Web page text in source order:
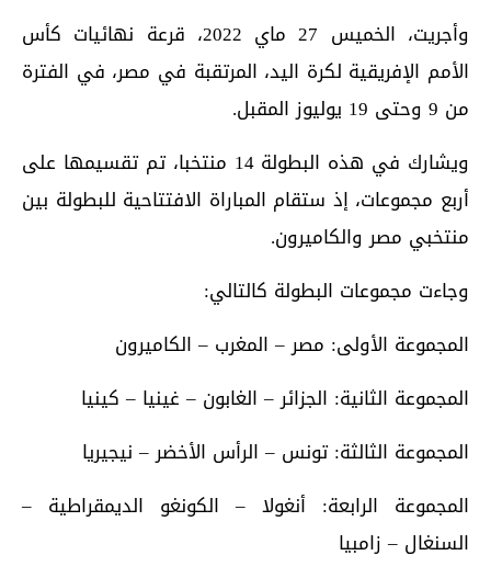
وأجريت، الخميس 27 ماي 2022، قرعة نهائيات كأس
الأمم الإفريقية لكرة اليد، المرتقبة في مصر، في الفترة
من 9 وحتى 19 يوليوز المقبل.
ويشارك في هذه البطولة 14 منتخبا، تم تقسيمها على
أربع مجموعات، إذ ستقام المباراة الافتتاحية للبطولة بين
منتخبي مصر والكاميرون.
وجاءت مجموعات البطولة كالتالي:
المجموعة الأولى: مصر – المغرب – الكاميرون
المجموعة الثانية: الجزائر – الغابون – غينيا – كينيا
المجموعة الثالثة: تونس – الرأس الأخضر – نيجيريا
المجموعة الرابعة: أنغولا – الكونغو الديمقراطية –
السنغال – زامبيا